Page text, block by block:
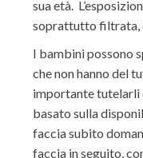
sua età.
soprattutto filtrata,
I bambini possono
che non hanno del
importante tutelarli
basato sulla
faccia subito
faccia in seguito,